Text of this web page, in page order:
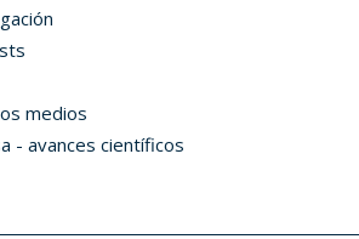
medios
- avances científicos